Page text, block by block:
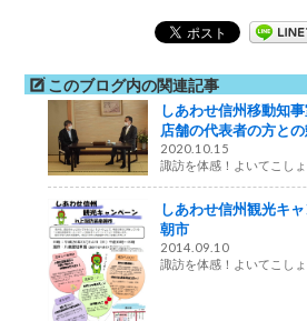
このブログ内の関連記事
しあわせ信州移動知
店舗の代表者の方と
2020.10.15
諏訪を体感！よいてこしょ
しあわせ信州観光キ
朝市
2014.09.10
諏訪を体感！よいてこしょ